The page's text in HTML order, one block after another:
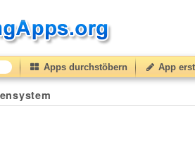
Apps durchstöbern App